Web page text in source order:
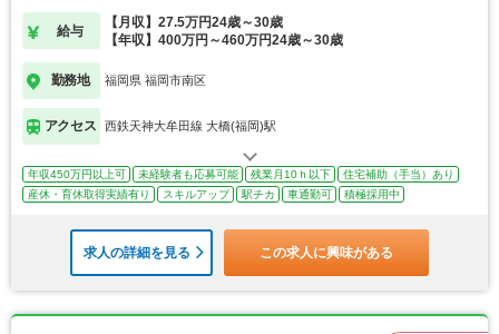
す
給与
【月収】27.5万円24歳～30歳
【年収】400万円～460万円24歳～30歳
勤務地 福岡県 福岡市南区
アクセス 西鉄天神大牟田線 大橋(福岡)駅
年収450万円以上可 未経験者も応募可能 残業月10ｈ以下
住宅補助（手当）あり
産休・育休取得実績有り
スキルアップ 駅チカ 車通勤可 積極採用中
求人の詳細を見る この求人に興味がある